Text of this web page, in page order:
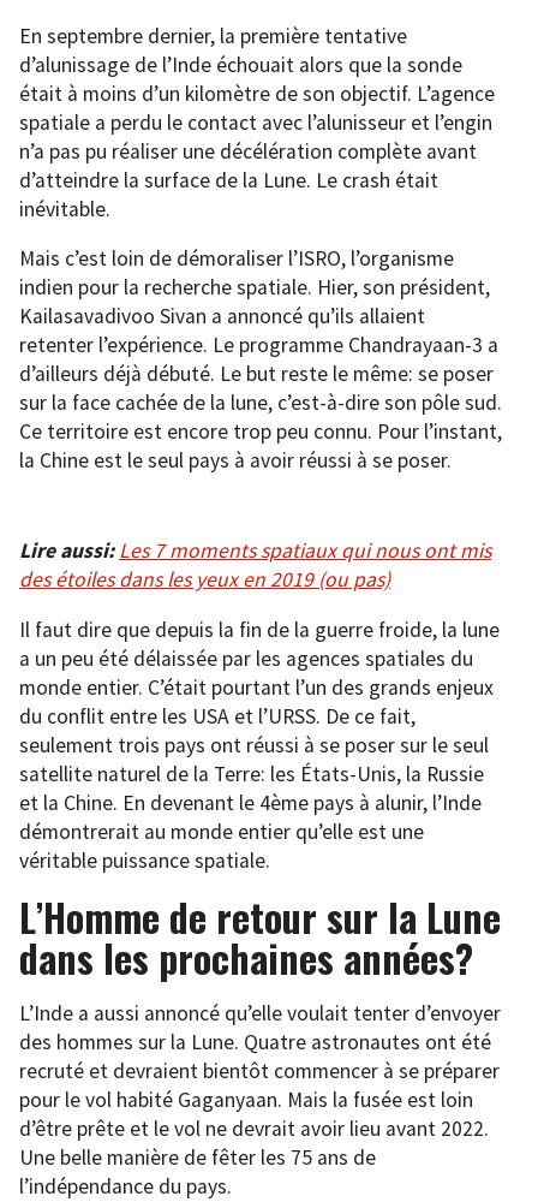
En septembre dernier, la première tentative
d’alunissage de l’Inde échouait alors que la sonde
était à moins d’un kilomètre de son objectif. L’agence
spatiale a perdu le contact avec l’alunisseur et l’engin
n’a pas pu réaliser une décélération complète avant
d’atteindre la surface de la Lune. Le crash était
inévitable.
Mais c’est loin de démoraliser l’ISRO, l’organisme
indien pour la recherche spatiale. Hier, son président,
Kailasavadivoo Sivan a annoncé qu’ils allaient
retenter l’expérience. Le programme Chandrayaan-3 a
d’ailleurs déjà débuté. Le but reste le même: se poser
sur la face cachée de la lune, c’est-à-dire son pôle sud.
Ce territoire est encore trop peu connu. Pour l’instant,
la Chine est le seul pays à avoir réussi à se poser.
Lire aussi: Les 7 moments spatiaux qui nous ont mis
des étoiles dans les yeux en 2019 (ou pas)
Il faut dire que depuis la fin de la guerre froide, la lune
a un peu été délaissée par les agences spatiales du
monde entier. C’était pourtant l’un des grands enjeux
du conflit entre les USA et l’URSS. De ce fait,
seulement trois pays ont réussi à se poser sur le seul
satellite naturel de la Terre: les États-Unis, la Russie
et la Chine. En devenant le 4ème pays à alunir, l’Inde
démontrerait au monde entier qu’elle est une
véritable puissance spatiale.
L’Homme de retour sur la Lune
dans les prochaines années?
L’Inde a aussi annoncé qu’elle voulait tenter d’envoyer
des hommes sur la Lune. Quatre astronautes ont été
recruté et devraient bientôt commencer à se préparer
pour le vol habité Gaganyaan. Mais la fusée est loin
d’être prête et le vol ne devrait avoir lieu avant 2022.
Une belle manière de fêter les 75 ans de
l’indépendance du pays.